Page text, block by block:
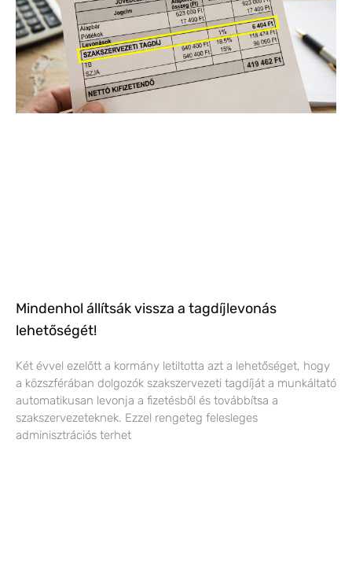
Mindenhol állítsák vissza a tagdíjlevonás
lehetőségét!
Két évvel ezelőtt a kormány letiltotta azt a lehetőséget, hogy
a közszférában dolgozók szakszervezeti tagdíját a munkáltató
automatikusan levonja a fizetésből és továbbítsa a
szakszervezeteknek. Ezzel rengeteg felesleges
adminisztrációs terhet